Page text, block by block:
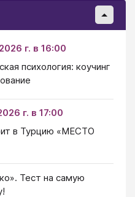
г. в 16:00
психология: коучинг
г. в 17:00
в Турцию «МЕСТО
Тест на самую